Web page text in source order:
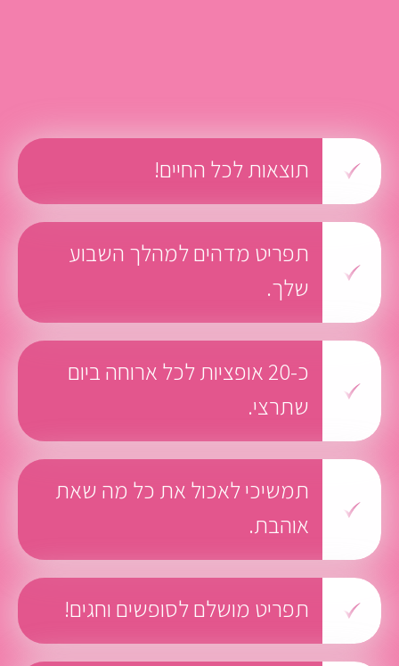
תוצאות לכל החיים!
תפריט מדהים למהלך השבוע
שלך.
כ-20 אופציות לכל ארוחה ביום
שתרצי.
תמשיכי לאכול את כל מה שאת
אוהבת.
תפריט מושלם לסופשים וחגים!